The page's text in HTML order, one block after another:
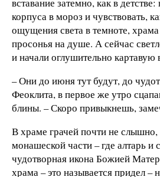
корпуса в мороз и чувствовать,
ощущения света в темноте,
просонья на душе. А сейчас
и начали оглушительно картавую
– Они до июня тут будут, до
Феоклита, в первое же утро
блины. – Скоро привыкнешь,
В храме грачей почти не
монашеской части – где алтарь и
чудотворная икона Божией
храма – это называется придел –